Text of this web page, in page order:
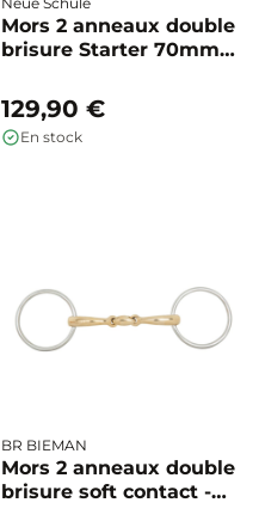
Mors 2 anneaux double
brisure Starter 70mm -
129,90 €
En stock
BR BIEMAN
Mors 2 anneaux double
brisure soft contact -